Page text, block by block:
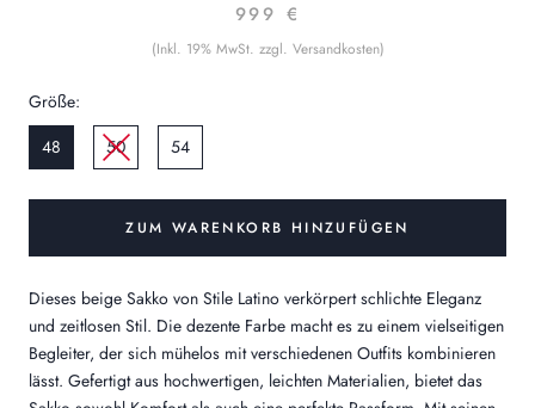
999 €
(Inkl. 19% MwSt. zzgl. Versandkosten)
Größe:
48
50 54
ZUM WARENKORB HINZUFÜGEN
Dieses beige Sakko von Stile Latino verkörpert schlichte Eleganz
und zeitlosen Stil. Die dezente Farbe macht es zu einem vielseitigen
Begleiter, der sich mühelos mit verschiedenen Outfits kombinieren
lässt. Gefertigt aus hochwertigen, leichten Materialien, bietet das